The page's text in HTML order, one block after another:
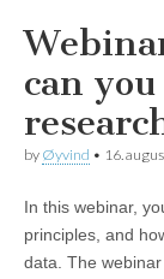
can
by Øyvind • 16.
In this webinar,
principles, and
data. The